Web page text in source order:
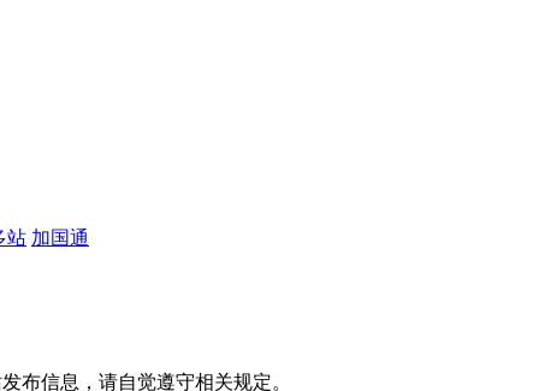
站 加国通
布信息，请自觉遵守相关规定。